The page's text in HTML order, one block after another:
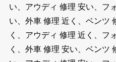
い、アウディ 修理 安い、フ
い、外車 修理 近く、ベンツ
く、アウディ 修理 近く、フ
く、外車 修理 安い、ベンツ